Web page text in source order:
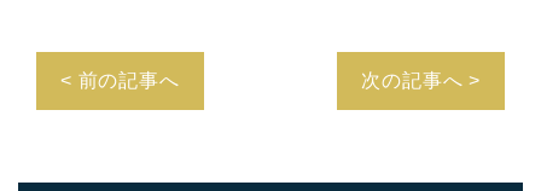
< 前の記事へ 次の記事へ >